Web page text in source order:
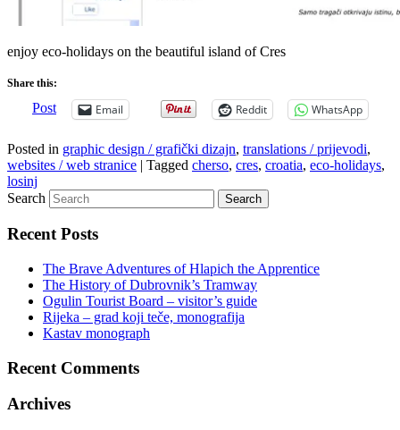
enjoy eco-holidays on the beautiful island of Cres
Share this:
Post Email Reddit WhatsApp
Posted in graphic design / grafički dizajn, translations / prijevodi,
websites / web stranice | Tagged cherso, cres, croatia, eco-holidays,
losinj
Search
Recent Posts
The Brave Adventures of Hlapich the Apprentice
The History of Dubrovnik’s Tramway
Ogulin Tourist Board – visitor’s guide
Rijeka – grad koji teče, monografija
Kastav monograph
Recent Comments
Archives